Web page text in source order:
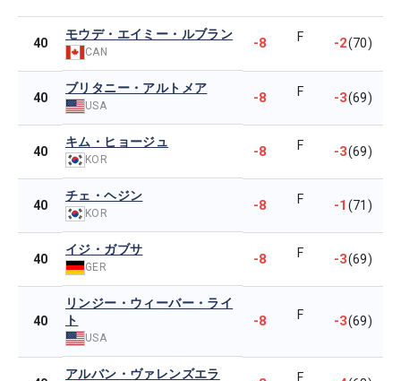
40
モウデ・エイミー・ルブラン
CAN
-8 F -2(70)
40
ブリタニー・アルトメア
USA -8 F -3(69)
40
キム・ヒョージュ
KOR -8 F -3(69)
40
チェ・ヘジン
KOR -8 F -1(71)
40
イジ・ガブサ
GER -8 F -3(69)
40
リンジー・ウィーバー・ライ
ト
USA
-8 F -3(69)
アルバン・ヴァレンズエラ F